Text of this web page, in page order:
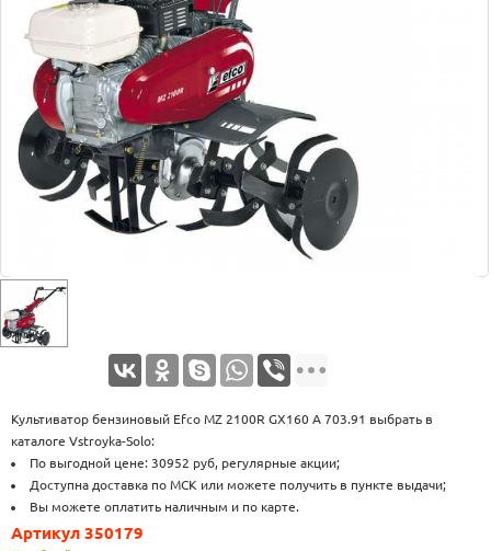
Доставка
Услуги
Возврат
обмен
Акции
Контакты
Культиватор бензиновый Efco МZ 2100R GX160 А 703.91 выбрать в
каталоге Vstroyka-Solo:
По выгодной цене: 30952 руб, регулярные акции;
Доступна доставка по МСК или можете получить в пункте выдачи;
Вы можете оплатить наличным и по карте.
Артикул 350179